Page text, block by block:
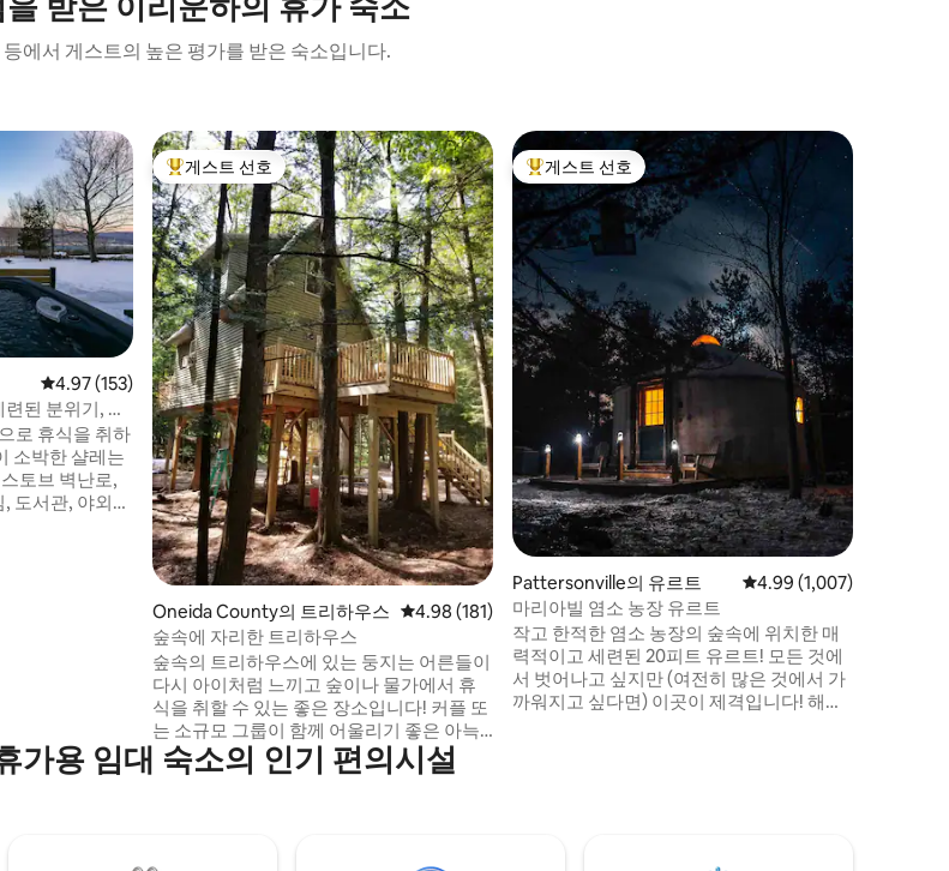
에서 게스트의 높은 평가를 받은 숙소입니다.
평점 4.97점(5점 만점), 후기 153개
4.97 (153)
된 분위기, 온
로 휴식을 취하
소박한 샬레는
토브 벽난로,
도서관, 야외
상위 게스트 선호
게스트 선호
Oneida County의 트리하우스 평점 4.98점(5점 만점), 후기 181개
4.98 (181)
숲속에 자리한 트리하우스
숲속의 트리하우스에 있는 둥지는 어른들이
다시 아이처럼 느끼고 숲이나 물가에서 휴
식을 취할 수 있는 좋은 장소입니다! 커플 또
는 소규모 그룹이 함께 어울리기 좋은 아늑
한 휴양지! (네스트는 어린이나 반려동물을
동반하기에 적합하지 않습니다.) 트리하우
상위 게스트 선호
게스트 선호
Pattersonville의 유르트 평점 4.99점(5점 만점), 후
4.99 (1,007)
마리아빌 염소 농장 유르트
작고 한적한 염소 농장의 숲속에 위치한 매
력적이고 세련된 20피트 유르트! 모든 것에
서 벗어나고 싶지만 (여전히 많은 것에서 가
까워지고 싶다면) 이곳이 제격입니다! 해먹
가용 임대 숙소의 인기 편의시설